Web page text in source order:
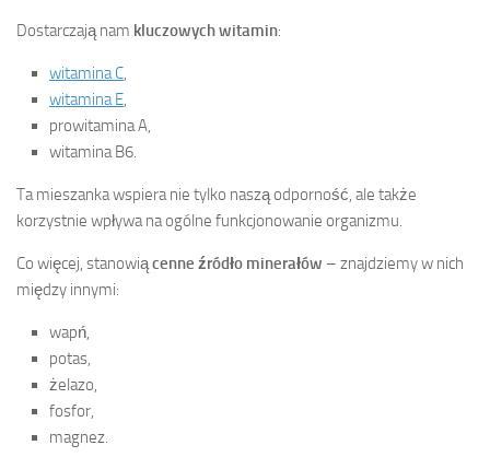
Dostarczają nam kluczowych witamin:
witamina C,
witamina E,
prowitamina A,
witamina B6.
Ta mieszanka wspiera nie tylko naszą odporność, ale także
korzystnie wpływa na ogólne funkcjonowanie organizmu.
Co więcej, stanowiącenne źródło minerałów – znajdziemy w nich
między innymi:
wapń,
potas,
żelazo,
fosfor,
magnez.